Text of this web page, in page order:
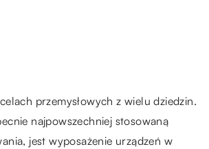
przemysłowych z wielu dziedzin.
najpowszechniej stosowaną
jest wyposażenie urządzeń w